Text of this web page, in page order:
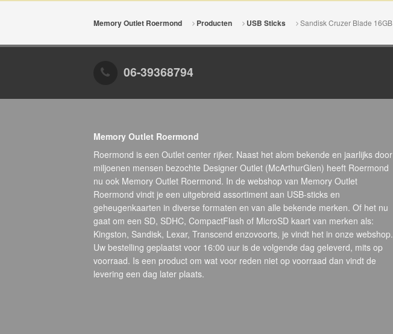
Memory Outlet Roermond Producten USB Sticks Sandisk Cruzer Blade 16GB
06-39368794
Memory Outlet Roermond
Roermond is een Outlet center rijker. Naast het alom bekende en jaarlijks door
miljoenen mensen bezochte Designer Outlet (McArthurGlen) heeft Roermond
nu ook Memory Outlet Roermond. In de webshop van Memory Outlet
Roermond vindt je een uitgebreid assortiment aan USB-sticks en
geheugenkaarten in diverse formaten en van alle bekende merken. Of het nu
gaat om een SD, SDHC, CompactFlash of MicroSD kaart van merken als:
Kingston, Sandisk, Lexar, Transcend enzovoorts, je vindt het in onze webshop.
Uw bestelling geplaatst voor 16:00 uur is de volgende dag geleverd, mits op
voorraad. Is een product om wat voor reden niet op voorraad dan vindt de
levering een dag later plaats.